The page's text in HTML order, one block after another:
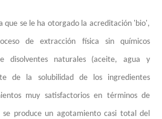
que se le ha otorgado la acreditación 'bio',
de extracción física sin químicos
disolventes naturales (aceite, agua y
de la solubilidad de los ingredientes
muy satisfactorios en términos de
se produce un agotamiento casi total del